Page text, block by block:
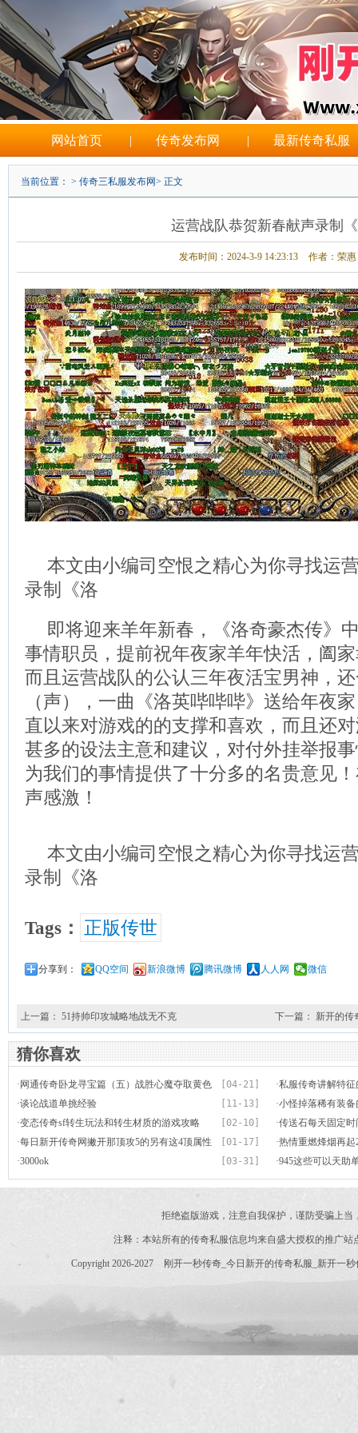
网站首页 | 传奇发布网 | 最新传奇私服
当前位置： > 传奇三私服发布网> 正文
运营战队恭贺新春献声录制
发布时间：2024-3-9 14:23:13 作者：荣惠
本文由小编司空恨之精心为你寻找运
录制《洛
即将迎来羊年新春，《洛奇豪杰传》
事情职员，提前祝年夜家羊年快活，阖
而且运营战队的公认三年夜活宝男神，
（声），一曲《洛英哔哔哔》送给年夜
直以来对游戏的的支撑和喜欢，而且还
甚多的设法主意和建议，对付外挂举报
为我们的事情提供了十分多的名贵意见
声感激！
本文由小编司空恨之精心为你寻找运
录制《洛
Tags： 正版传世
分享到： QQ空间 新浪微博 腾讯微博 人人网 微信
上一篇： 51持帅印攻城略地战无不克 下一篇： 新开的传
猜你喜欢
[04-21]
· 网通传奇卧龙寻宝篇（五）战胜心魔夺取黄色
夜明珠
·私服传奇讲解特
[11-13]
·谈论战道单挑经验 ·小怪掉落稀有装
[02-10]
·变态传奇sf转生玩法和转生材质的游戏攻略 ·传送石每天固定
具
[01-17]
·每日新开传奇网撇开那顶攻5的另有这4顶属性
优良的顶尖青铜头盔
·热情重燃烽烟再
轻巧渡过老手期
[03-31]
·3000ok ·945这些可以天助
拒绝盗版游戏，注意自我保护，谨防受骗上
注释：本站所有的传奇私服信息均来自盛大授权的推广
Copyright 2026-2027 刚开一秒传奇_今日新开的传奇私服_新开一